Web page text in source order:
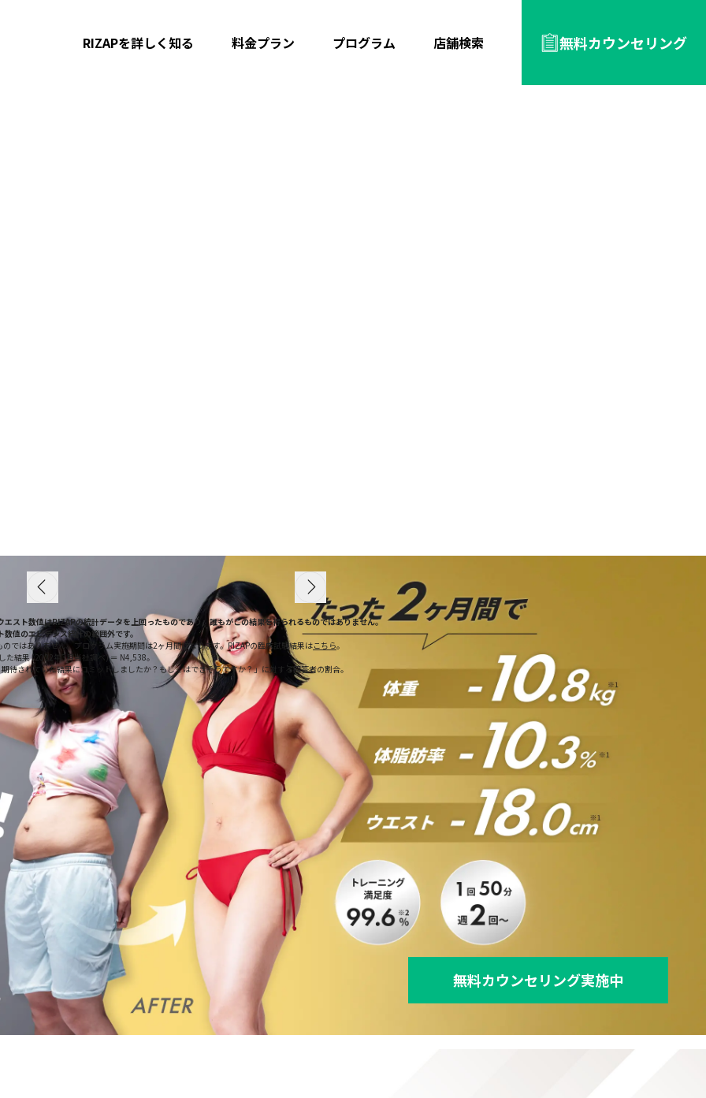
RIZAPを詳しく知る 料金プラン プログラム 店舗検索 無料カウンセリング
無料カウンセリング実施中
スト数値はRIZAPの統計データを上回ったものであり、誰もがこの結果を得られるものではありません。
値のエビデンス統計の範囲外です。
ではありません。プログラム実施期間は2ヶ月間になります。RIZAPの臨床試験結果はこちら。
た結果 (2022年3月当社調べ) ＝ N4,538。
待されていた結果にコミットしましたか？もしくはできそうですか？」に対する回答者の割合。
料金 プログラム BEFORE&AFTER